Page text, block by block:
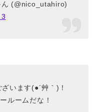
(@nico_utahiro)
います(●´艸｀)！
ルームだな！